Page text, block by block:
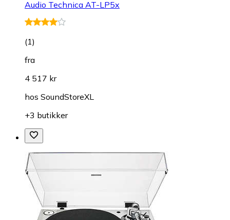
Audio Technica AT-LP5x
(1)
fra
4 517 kr
hos SoundStoreXL
+3 butikker